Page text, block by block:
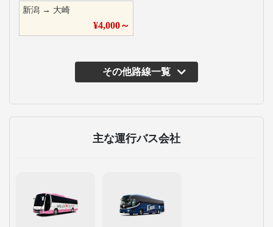
新潟 → 大崎
¥4,000～
その他路線一覧
主な運行バス会社